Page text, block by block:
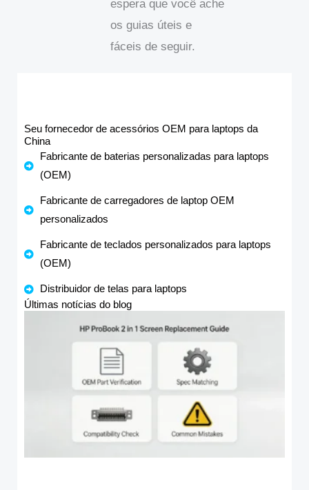
espera que você ache
os guias úteis e
fáceis de seguir.
Seu fornecedor de acessórios OEM para laptops da
China
Fabricante de baterias personalizadas para laptops
(OEM)
Fabricante de carregadores de laptop OEM
personalizados
Fabricante de teclados personalizados para laptops
(OEM)
Distribuidor de telas para laptops
Últimas notícias do blog